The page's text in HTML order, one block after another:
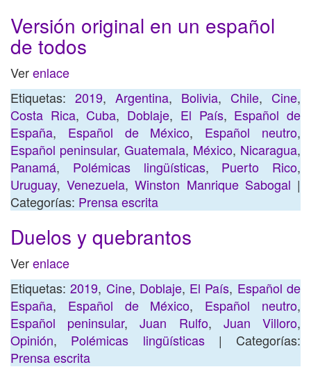
Versión original en un español
de todos
Verenlace
Etiquetas: 2019, Argentina, Bolivia, Chile, Cine,
Costa Rica,Cuba, Doblaje, El País, Español de
España, Español de México, Español neutro,
Español peninsular, Guatemala, México, Nicaragua,
Panamá, Polémicas lingüísticas, Puerto Rico,
Uruguay,Venezuela,Winston Manrique Sabogal |
Categorías: Prensa escrita
Duelos y quebrantos
Verenlace
Etiquetas:2019, Cine, Doblaje, El País, Español de
España, Español de México, Español neutro,
Español peninsular,Juan Rulfo, Juan Villoro,
Opinión, Polémicas lingüísticas| Categorías:
Prensa escrita